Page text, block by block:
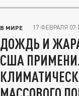
В МИРЕ 17 ФЕВРАЛЯ
ДОЖДЬ И
США